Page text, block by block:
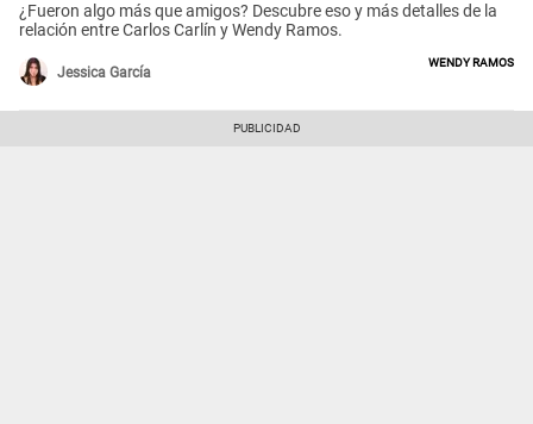
¿Fueron algo más que amigos? Descubre eso y más detalles de la
relación entre Carlos Carlín y Wendy Ramos.
Jessica García
Wendy Ramos